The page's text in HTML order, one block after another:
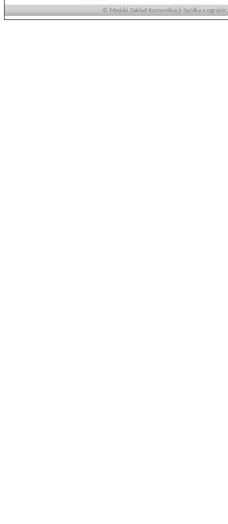
© Miejski Zakład Komunikacji Spółka z